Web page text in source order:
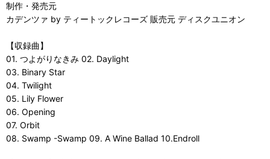
制作・発売元
カデンツァ by ティートックレコーズ 販売元 ディスクユニオン
【収録曲】
01. つよがりなきみ 02. Daylight
03. Binary Star
04. Twilight
05. Lily Flower
06. Opening
07. Orbit
08. Swamp -Swamp 09. A Wine Ballad 10.Endroll